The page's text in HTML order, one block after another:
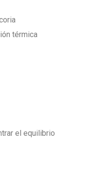
térmica
el equilibrio